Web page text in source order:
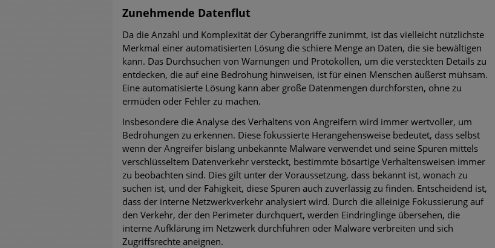
Zunehmende Datenflut
Da die Anzahl und Komplexität der Cyberangriffe zunimmt, ist das vielleicht nützlichste
Merkmal einer automatisierten Lösung die schiere Menge an Daten, die sie bewältigen
kann. Das Durchsuchen von Warnungen und Protokollen, um die versteckten Details zu
entdecken, die auf eine Bedrohung hinweisen, ist für einen Menschen äußerst mühsam.
Eine automatisierte Lösung kann aber große Datenmengen durchforsten, ohne zu
ermüden oder Fehler zu machen.
Insbesondere die Analyse des Verhaltens von Angreifern wird immer wertvoller, um
Bedrohungen zu erkennen. Diese fokussierte Herangehensweise bedeutet, dass selbst
wenn der Angreifer bislang unbekannte Malware verwendet und seine Spuren mittels
verschlüsseltem Datenverkehr versteckt, bestimmte bösartige Verhaltensweisen immer
zu beobachten sind. Dies gilt unter der Voraussetzung, dass bekannt ist, wonach zu
suchen ist, und der Fähigkeit, diese Spuren auch zuverlässig zu finden. Entscheidend ist,
dass der interne Netzwerkverkehr analysiert wird. Durch die alleinige Fokussierung auf
den Verkehr, der den Perimeter durchquert, werden Eindringlinge übersehen, die
interne Aufklärung im Netzwerk durchführen oder Malware verbreiten und sich
Zugriffsrechte aneignen.